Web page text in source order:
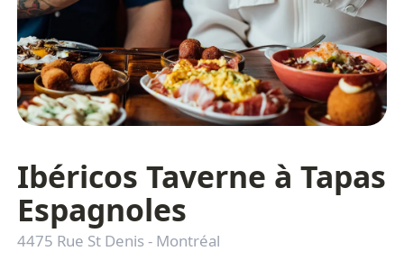
Ibéricos Taverne à Tapas
Espagnoles
4475 Rue St Denis- Montréal